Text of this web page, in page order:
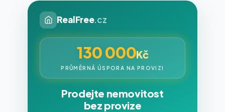
RealFree.cz
130 000Kč
PRŮMĚRNÁ ÚSPORA NA PROVIZI
Prodejte nemovitost
bez provize